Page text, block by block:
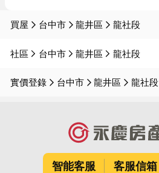
買屋 台中市 龍井區 龍社段
社區 台中市 龍井區 龍社段
實價登錄 台中市 龍井區 龍社段
智能客服 客服信箱